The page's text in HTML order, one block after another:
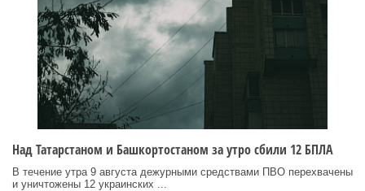
Над Татарстаном и Башкортостаном за утро сбили 12 БПЛА
В течение утра 9 августа дежурными средствами ПВО перехвачены
и уничтожены 12 украинских ...